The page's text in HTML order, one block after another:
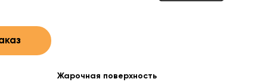
Жарочная поверхность